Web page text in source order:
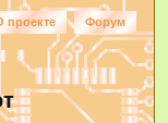
проекте Форум